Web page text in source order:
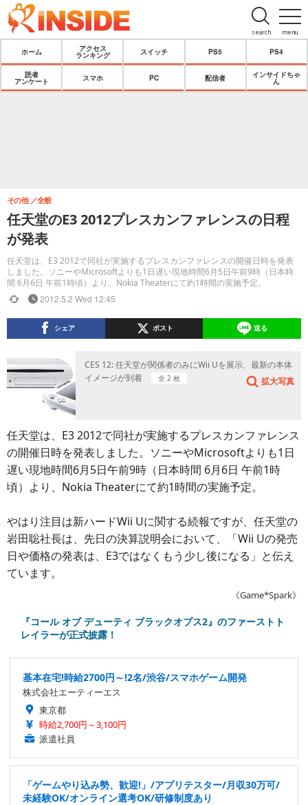
menu
search
ホーム
アクセス
ランキング
スイッチ PS5 PS4
読者
アンケート
スマホ PC 配信者
インサイドちゃ
ん
任天堂のE3 2012プレスカンファレンスの日程
が発表
任天堂は、E3 2012で同社が実施するプレスカンファレンスの開催日時を発表
しました。ソニーやMicrosoftよりも1日遅い現地時間6月5日午前9時（日本時
間 6月6日 午前1時頃）より、Nokia Theaterにて約1時間の実施予定。
その他 全般
2012.5.2 Wed 12:45
シェア ポスト 送る
CES 12: 任天堂が関係者のみにWii Uを展示、最新の本体
イメージが到着
全 2 枚 拡大写真
任天堂は、E3 2012で同社が実施するプレスカンファレンス
の開催日時を発表しました。ソニーやMicrosoftよりも1日
遅い現地時間6月5日午前9時（日本時間 6月6日 午前1時
頃）より、Nokia Theaterにて約1時間の実施予定。
やはり注目は新ハードWii Uに関する続報ですが、任天堂の
岩田聡社長は、先日の決算説明会において、「Wii Uの発売
日や価格の発表は、E3ではなくもう少し後になる」と伝え
ています。
《Game*Spark》
『コール オブ デューティ ブラックオプス2』のファーストト
レイラーが正式披露！
基本在宅!時給2700円～!2名/渋谷/スマホゲーム開発
株式会社エーティーエス
東京都
時給2,700円～3,100円
派遣社員
「ゲームやり込み勢、歓迎!」/アプリテスター/月収30万可/
未経験OK/オンライン選考OK/研修制度あり